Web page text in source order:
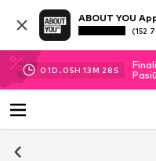
ABOUT YOU
(152
01D. 05H 13M 27 S